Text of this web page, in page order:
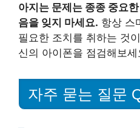
아지는 문제는 종종 중요
음을 잊지 마세요. 항상 스
필요한 조치를 취하는 것
신의 아이폰을 점검해보세
자주 묻는 질문